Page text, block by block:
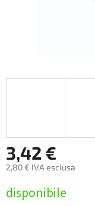
3,42 €
2,80 € IVA esclusa
della
disponibile